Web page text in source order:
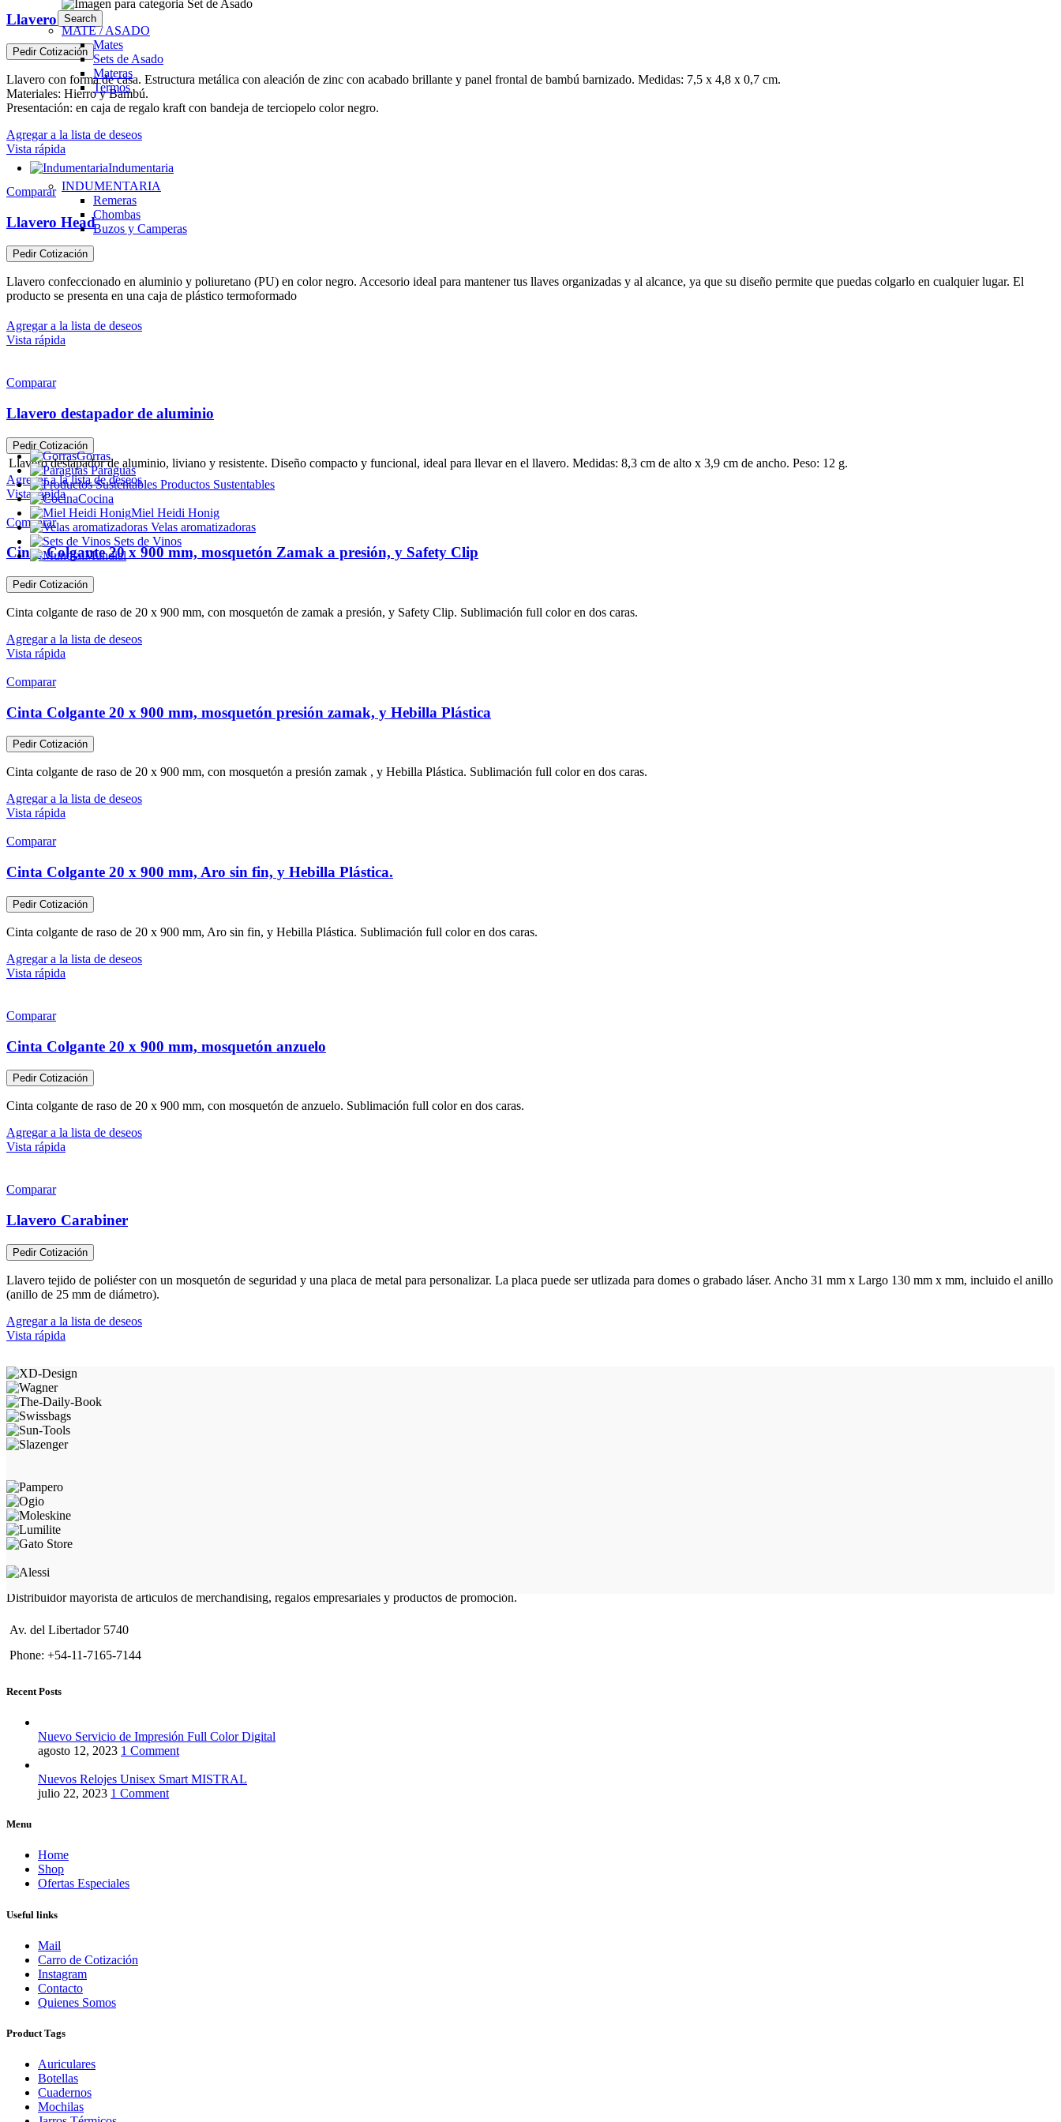
Search
MATE / ASADO
Mates
Sets de Asado
Materas
Termos
Indumentaria
INDUMENTARIA
Remeras
Chombas
Buzos y Camperas
Gorras
Paraguas
Productos Sustentables
Cocina
Miel Heidi Honig
Velas aromatizadoras
Sets de Vinos
Mundial
Llavero Kijom
Pedir Cotización
Llavero con forma de casa. Estructura metálica con aleación de zinc con acabado brillante y panel frontal de bambú barnizado. Medidas: 7,5 x 4,8 x 0,7 cm.
Materiales: Hierro y Bambú.
Presentación: en caja de regalo kraft con bandeja de terciopelo color negro.
Agregar a la lista de deseos
Vista rápida
Comparar
Llavero Head
Pedir Cotización
Llavero confeccionado en aluminio y poliuretano (PU) en color negro. Accesorio ideal para mantener tus llaves organizadas y al alcance, ya que su diseño permite que puedas colgarlo en cualquier lugar. El
producto se presenta en una caja de plástico termoformado
Agregar a la lista de deseos
Vista rápida
Comparar
Llavero destapador de aluminio
Pedir Cotización
Llavero destapador de aluminio, liviano y resistente. Diseño compacto y funcional, ideal para llevar en el llavero. Medidas: 8,3 cm de alto x 3,9 cm de ancho. Peso: 12 g.
Agregar a la lista de deseos
Vista rápida
Comparar
Cinta Colgante 20 x 900 mm, mosquetón Zamak a presión, y Safety Clip
Pedir Cotización
Cinta colgante de raso de 20 x 900 mm, con mosquetón de zamak a presión, y Safety Clip. Sublimación full color en dos caras.
Agregar a la lista de deseos
Vista rápida
Comparar
Cinta Colgante 20 x 900 mm, mosquetón presión zamak, y Hebilla Plástica
Pedir Cotización
Cinta colgante de raso de 20 x 900 mm, con mosquetón a presión zamak , y Hebilla Plástica. Sublimación full color en dos caras.
Agregar a la lista de deseos
Vista rápida
Comparar
Cinta Colgante 20 x 900 mm, Aro sin fin, y Hebilla Plástica.
Pedir Cotización
Cinta colgante de raso de 20 x 900 mm, Aro sin fin, y Hebilla Plástica. Sublimación full color en dos caras.
Agregar a la lista de deseos
Vista rápida
Comparar
Cinta Colgante 20 x 900 mm, mosquetón anzuelo
Pedir Cotización
Cinta colgante de raso de 20 x 900 mm, con mosquetón de anzuelo. Sublimación full color en dos caras.
Agregar a la lista de deseos
Vista rápida
Comparar
Llavero Carabiner
Pedir Cotización
Llavero tejido de poliéster con un mosquetón de seguridad y una placa de metal para personalizar. La placa puede ser utlizada para domes o grabado láser. Ancho 31 mm x Largo 130 mm x mm, incluido el anillo
(anillo de 25 mm de diámetro).
Agregar a la lista de deseos
Vista rápida
Distribuidor mayorista de artículos de merchandising, regalos empresariales y productos de promoción.
Av. del Libertador 5740
Phone: +54-11-7165-7144
Recent Posts
Nuevo Servicio de Impresión Full Color Digital
agosto 12, 2023 1 Comment
Nuevos Relojes Unisex Smart MISTRAL
julio 22, 2023 1 Comment
Menu
Home
Shop
Ofertas Especiales
Useful links
Mail
Carro de Cotización
Instagram
Contacto
Quienes Somos
Product Tags
Auriculares
Botellas
Cuadernos
Mochilas